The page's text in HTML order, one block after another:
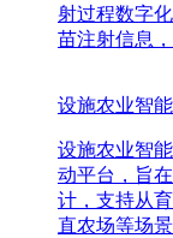
射过程数字
苗注射信息
设施农业智
设施农业智
动平台，旨
计，支持从
直农场等场